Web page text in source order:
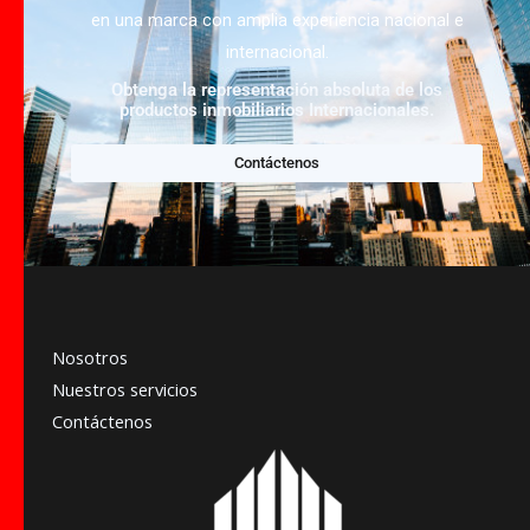
en una marca con amplia experiencia nacional e
internacional.
Obtenga la representación absoluta de los
productos inmobiliarios Internacionales.
Contáctenos
Nosotros
Nuestros servicios
Contáctenos